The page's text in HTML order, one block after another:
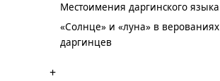
Местоимения даргинского языка
«Солнце» и «луна» в верованиях
даргинцев
+